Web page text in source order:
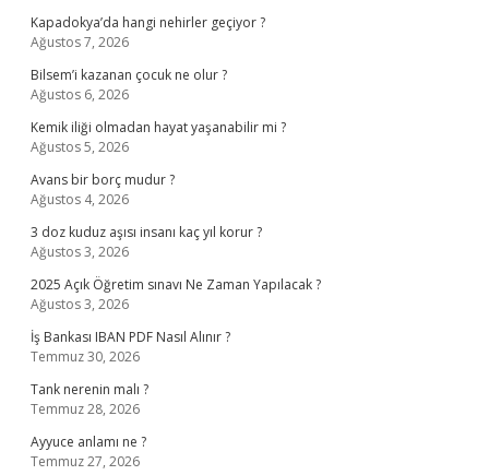
Kapadokya’da hangi nehirler geçiyor ?
Ağustos 7, 2026
Bilsem’i kazanan çocuk ne olur ?
Ağustos 6, 2026
Kemik iliği olmadan hayat yaşanabilir mi ?
Ağustos 5, 2026
Avans bir borç mudur ?
Ağustos 4, 2026
3 doz kuduz aşısı insanı kaç yıl korur ?
Ağustos 3, 2026
2025 Açık Öğretim sınavı Ne Zaman Yapılacak ?
Ağustos 3, 2026
İş Bankası IBAN PDF Nasıl Alınır ?
Temmuz 30, 2026
Tank nerenin malı ?
Temmuz 28, 2026
Ayyuce anlamı ne ?
Temmuz 27, 2026